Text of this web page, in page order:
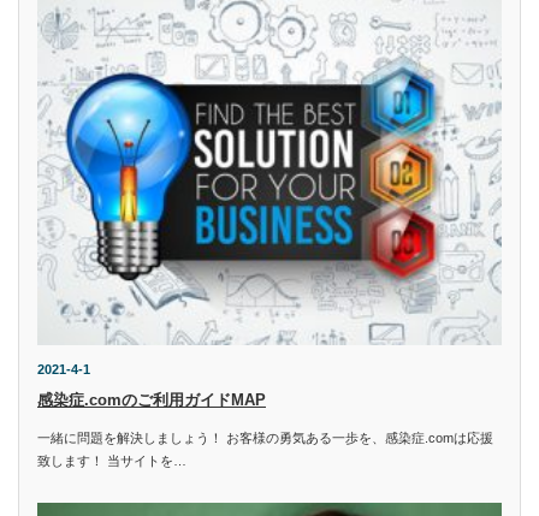
2021-4-1
感染症.comのご利用ガイドMAP
一緒に問題を解決しましょう！ お客様の勇気ある一歩を、感染症.comは応援
致します！ 当サイトを…